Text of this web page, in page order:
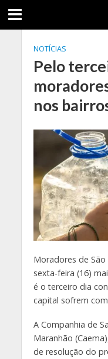
NOTÍCIAS
Pelo
nos
Moradores de
sexta-feira (16)
é o terceiro dia
capital sofrem
A Companhia de
Maranhão
de resolução do